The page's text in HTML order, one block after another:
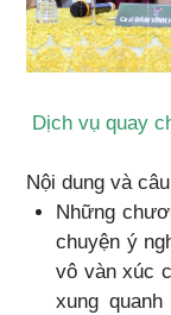
Dịch vụ quay
Nội dung và
Những
chuyện ý
vô vàn xúc
xung